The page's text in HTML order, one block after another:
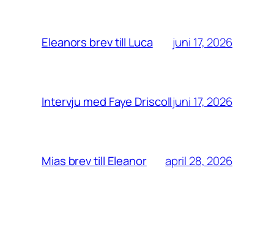
Eleanors brev till Luca juni 17, 2026
Intervju med Faye Driscolljuni 17, 2026
Mias brev till Eleanor april 28, 2026